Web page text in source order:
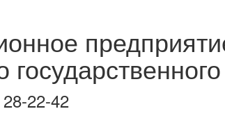
22-42